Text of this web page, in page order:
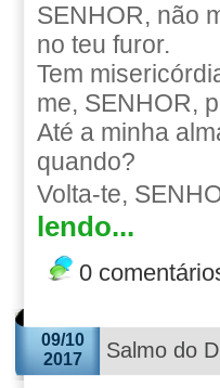
SENHOR, não
no teu furor.
Tem
me, SENHOR,
Até a minha
quando?
Volta-te,
lendo...
0
09/10
2017
Salmo do